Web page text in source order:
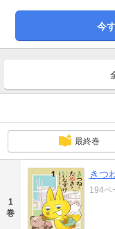
今
最終巻
1
巻
きつ
194ペ